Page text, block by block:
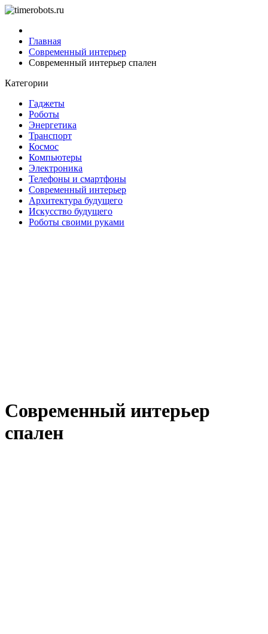
Главная
Современный интерьер
Современный интерьер спален
Категории
Гаджеты
Роботы
Энергетика
Транспорт
Космос
Компьютеры
Электроника
Телефоны и смартфоны
Современный интерьер
Архитектура будущего
Искусство будущего
Роботы своими руками
Современный интерьер
спален